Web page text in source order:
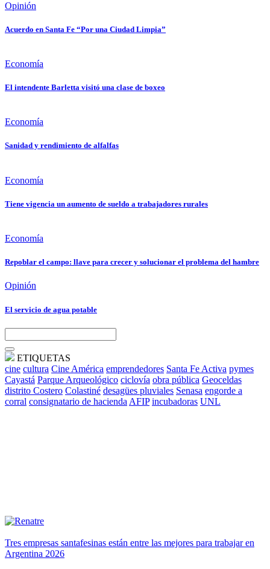
Opinión
Acuerdo en Santa Fe “Por una Ciudad Limpia”
Economía
El intendente Barletta visitó una clase de boxeo
Economía
Sanidad y rendimiento de alfalfas
Economía
Tiene vigencia un aumento de sueldo a trabajadores rurales
Economía
Repoblar el campo: llave para crecer y solucionar el problema del hambre
Opinión
El servicio de agua potable
ETIQUETAS
cine cultura Cine América emprendedores Santa Fe Activa pymes
Cayastá Parque Arqueológico ciclovía obra pública Geoceldas
distrito Costero Colastiné desagües pluviales Senasa engorde a
corral consignatario de hacienda AFIP incubadoras UNL
Tres empresas santafesinas están entre las mejores para trabajar en
Argentina 2026